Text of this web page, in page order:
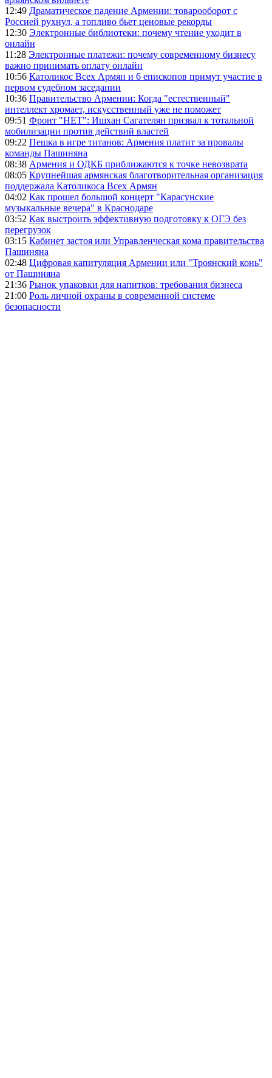
12:49 Драматическое падение Армении: товарооборот с
Россией рухнул, а топливо бьет ценовые рекорды
12:30 Электронные библиотеки: почему чтение уходит в
онлайн
11:28 Электронные платежи: почему современному бизнесу
важно принимать оплату онлайн
10:56 Католикос Всех Армян и 6 епископов примут участие в
первом судебном заседании
10:36 Правительство Армении: Когда "естественный"
интеллект хромает, искусственный уже не поможет
09:51 Фронт "НЕТ": Ишхан Сагателян призвал к тотальной
мобилизации против действий властей
09:22 Пешка в игре титанов: Армения платит за провалы
команды Пашиняна
08:38 Армения и ОДКБ приближаются к точке невозврата
08:05 Крупнейшая армянская благотворительная организация
поддержала Католикоса Всех Армян
04:02 Как прошел большой концерт "Карасунские
музыкальные вечера" в Краснодаре
03:52 Как выстроить эффективную подготовку к ОГЭ без
перегрузок
03:15 Кабинет застоя или Управленческая кома правительства
Пашиняна
02:48 Цифровая капитуляция Армении или "Троянский конь"
от Пашиняна
21:36 Рынок упаковки для напитков: требования бизнеса
21:00 Роль личной охраны в современной системе
безопасности